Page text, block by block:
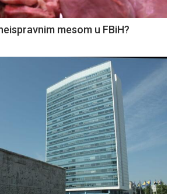
mesom u FBiH?